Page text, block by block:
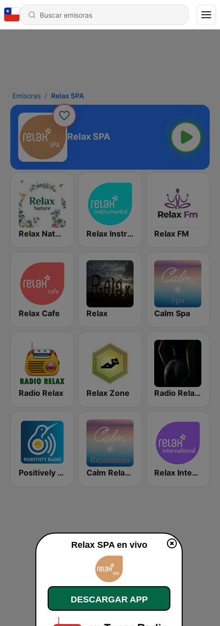
Emisoras Relax SPA
Relax SPA
Relax Nature Relax Instrumental Relax FM
Relax Cafe Relax Calm Spa
Radio Relax Relax Zone Radio Relax Sensual
Positively Spa Calm Relaxation Relax International
Relax SPA en vivo
DESCARGAR APP